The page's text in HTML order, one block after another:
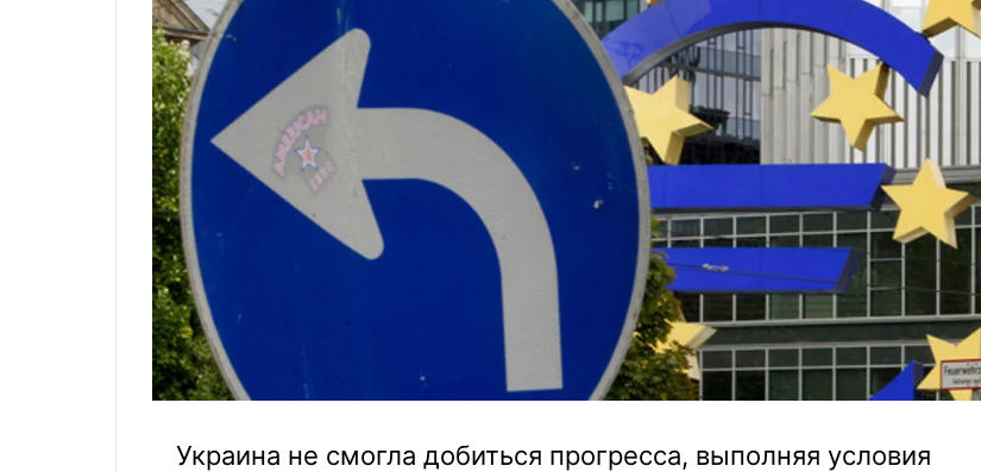
Украина не смогла добиться прогресса, выполняя условия